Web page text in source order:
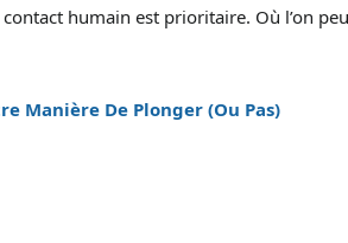
humain est prioritaire. Où l’on
Manière De Plonger (Ou Pas)